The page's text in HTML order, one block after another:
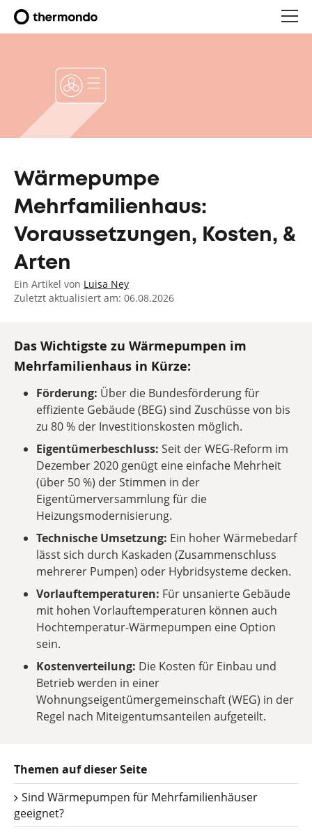
Wärmepumpe
Mehrfamilienhaus:
Voraussetzungen, Kosten, &
Arten
Ein Artikel von Luisa Ney
Zuletzt aktualisiert am: 06.08.2026
Das Wichtigste zu Wärmepumpen im
Mehrfamilienhaus in Kürze:
Förderung: Über die Bundesförderung für
effiziente Gebäude (BEG) sind Zuschüsse von bis
zu 80 % der Investitionskosten möglich.
Eigentümerbeschluss: Seit der WEG-Reform im
Dezember 2020 genügt eine einfache Mehrheit
(über 50 %) der Stimmen in der
Eigentümerversammlung für die
Heizungsmodernisierung.
Technische Umsetzung: Ein hoher Wärmebedarf
lässt sich durch Kaskaden (Zusammenschluss
mehrerer Pumpen) oder Hybridsysteme decken.
Vorlauftemperaturen: Für unsanierte Gebäude
mit hohen Vorlauftemperaturen können auch
Hochtemperatur-Wärmepumpen eine Option
sein.
Kostenverteilung: Die Kosten für Einbau und
Betrieb werden in einer
Wohnungseigentümergemeinschaft (WEG) in der
Regel nach Miteigentumsanteilen aufgeteilt.
Themen auf dieser Seite
Sind Wärmepumpen für Mehrfamilienhäuser
geeignet?